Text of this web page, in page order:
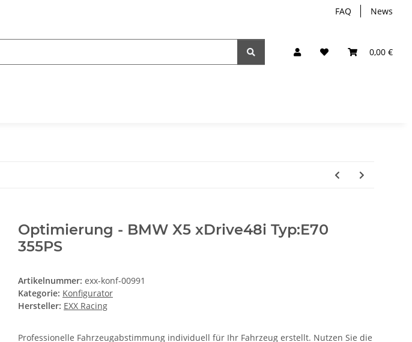
FAQ News
0,00 €
Optimierung - BMW X5 xDrive48i Typ:E70
355PS
Artikelnummer: exx-konf-00991
Kategorie: Konfigurator
Hersteller: EXX Racing
Professionelle Fahrzeugabstimmung individuell für Ihr Fahrzeug erstellt. Nutzen Sie die